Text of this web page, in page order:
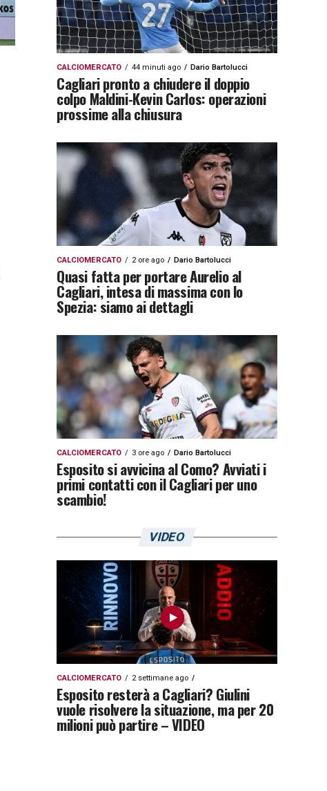
CALCIOMERCATO 44 minuti ago Dario Bartolucci
Cagliari pronto a chiudere il doppio
colpo Maldini-Kevin Carlos: operazioni
prossime alla chiusura
CALCIOMERCATO 2 ore ago Dario Bartolucci
Quasi fatta per portare Aurelio al
Cagliari, intesa di massima con lo
Spezia: siamo ai dettagli
CALCIOMERCATO 3 ore ago Dario Bartolucci
Esposito si avvicina al Como? Avviati i
primi contatti con il Cagliari per uno
scambio!
VIDEO
CALCIOMERCATO 2 settimane ago
Esposito resterà a Cagliari? Giulini
vuole risolvere la situazione, ma per 20
milioni può partire – VIDEO